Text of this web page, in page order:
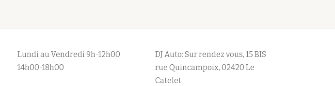
Lundi au Vendredi 9h-12h00
14h00-18h00
DJ Auto: Sur rendez vous, 15 BIS
rue Quincampoix, 02420 Le
Catelet